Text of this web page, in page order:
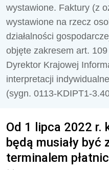
wystawione. Faktury (z
wystawione na rzecz
działalności
objęte zakresem art.
Dyrektor Krajowej
interpretacji
(sygn. 0113-KDIPT1-
Od 1 lipca 2022 r.
będą musiały być
terminalem